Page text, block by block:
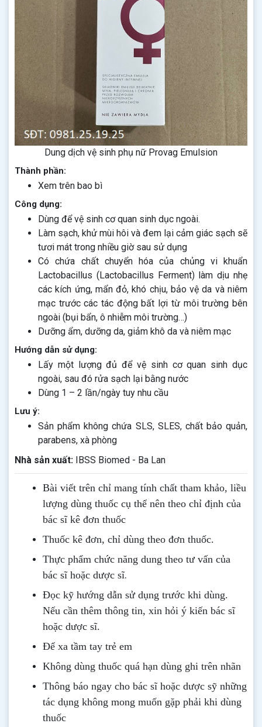
Dung dịch vệ sinh phụ nữ Provag Emulsion
Thành phần:
Xem trên bao bì
Công dụng:
Dùng để vệ sinh cơ quan sinh dục ngoài.
Làm sạch, khử mùi hôi và đem lại cảm giác sạch sẽ
tươi mát trong nhiều giờ sau sử dụng
Có chứa chất chuyển hóa của chủng vi khuẩn
Lactobacillus (Lactobacillus Ferment) làm dịu nhẹ
các kích ứng, mẩn đỏ, khó chịu, bảo vệ da và niêm
mạc trước các tác động bất lợi từ môi trường bên
ngoài (bụi bẩn, ô nhiễm môi trường…)
Dưỡng ẩm, dưỡng da, giảm khô da và niêm mạc
Hướng dẫn sử dụng:
Lấy một lượng đủ để vệ sinh cơ quan sinh dục
ngoài, sau đó rửa sạch lại bằng nước
Dùng 1 – 2 lần/ngày tuy nhu cầu
Lưu ý:
Sản phẩm không chứa SLS, SLES, chất bảo quản,
parabens, xà phòng
Nhà sản xuất: IBSS Biomed - Ba Lan
Bài viết trên chỉ mang tính chất tham khảo, liều
lượng dùng thuốc cụ thể nên theo chỉ định của
bác sĩ kê đơn thuốc
Thuốc kê đơn, chỉ dùng theo đơn thuốc.
Thực phẩm chức năng dung theo tư vấn của
bác sĩ hoặc dược sĩ.
Đọc kỹ hướng dẫn sử dụng trước khi dùng.
Nếu cần thêm thông tin, xin hỏi ý kiến bác sĩ
hoặc dược sĩ.
Để xa tầm tay trẻ em
Không dùng thuốc quá hạn dùng ghi trên nhãn
Thông báo ngay cho bác sĩ hoặc dược sỹ những
tác dụng không mong muốn gặp phải khi dùng
thuốc